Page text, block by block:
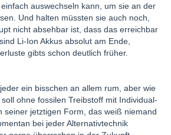
auswechseln kann, um sie an der
Und halten müssten sie auch noch,
nicht absehbar ist, dass das erreichbar
Li-Ion Akkus absolut am Ende,
gibts schon deutlich früher.
ein bisschen an allem rum, aber wie
ohne fossilen Treibstoff mit Individual-
seiner jetztigen Form, das weiß niemand
bei jeder Alternativtechnik